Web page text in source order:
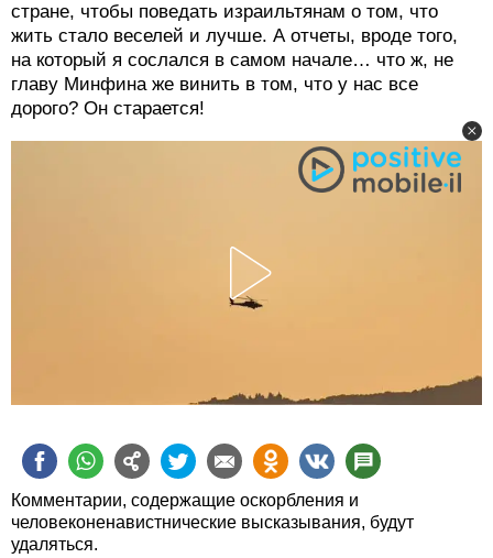
стране, чтобы поведать израильтянам о том, что
жить стало веселей и лучше. А отчеты, вроде того,
на который я сослался в самом начале… что ж, не
главу Минфина же винить в том, что у нас все
дорого? Он старается!
Комментарии, содержащие оскорбления и
человеконенавистнические высказывания, будут
удаляться.